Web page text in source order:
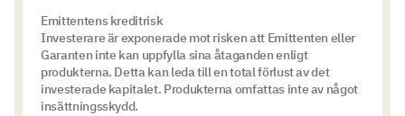
Emittentens kreditrisk
Investerare är exponerade mot risken att Emittenten eller
Garanten inte kan uppfylla sina åtaganden enligt
produkterna. Detta kan leda till en total förlust av det
investerade kapitalet. Produkterna omfattas inte av något
insättningsskydd.